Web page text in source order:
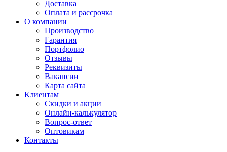
Доставка
Оплата и рассрочка
О компании
Производство
Гарантия
Портфолио
Отзывы
Реквизиты
Вакансии
Карта сайта
Клиентам
Скидки и акции
Онлайн-калькулятор
Вопрос-ответ
Оптовикам
Контакты